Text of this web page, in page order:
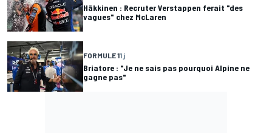
Häkkinen : Recruter Verstappen ferait "des
vagues" chez McLaren
FORMULE 11 j
Briatore : "Je ne sais pas pourquoi Alpine ne
gagne pas"